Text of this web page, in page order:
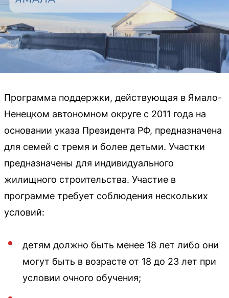
Программа поддержки, действующая в Ямало-
Ненецком автономном округе с 2011 года на
основании указа Президента РФ, предназначена
для семей с тремя и более детьми. Участки
предназначены для индивидуального
жилищного строительства. Участие в
программе требует соблюдения нескольких
условий:
детям должно быть менее 18 лет либо они
могут быть в возрасте от 18 до 23 лет при
условии очного обучения;